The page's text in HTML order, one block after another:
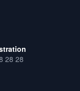
28 28